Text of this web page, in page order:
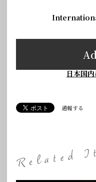
日本国
通報する